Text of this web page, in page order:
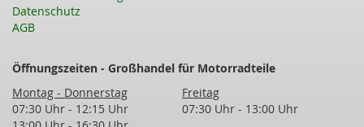
Datenschutz
AGB
Öffnungszeiten - Großhandel für Motorradteile
Montag - Donnerstag
Freitag
07:30 Uhr - 12:15 Uhr
07:30 Uhr - 13:00 Uhr